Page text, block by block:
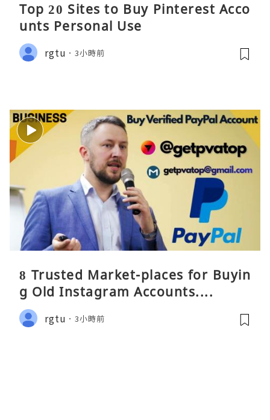
Top 20 Sites to Buy Pinterest Acco
unts Personal Use
rgtu 3小時前
8 Trusted Market-places for Buyin
g Old Instagram Accounts....
rgtu 3小時前